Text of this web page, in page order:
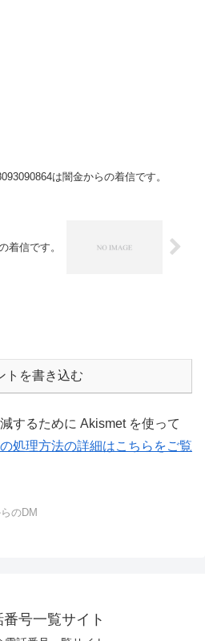
は闇金からの着信です。
着信です。
トを書き込む
するために Akismet を使って
処理方法の詳細はこちらをご覧
のDM
番号一覧サイト